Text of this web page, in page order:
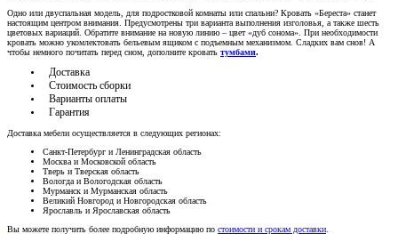
Одно или двуспальная модель, для подростковой комнаты или спальни? Кровать «Береста» станет
настоящим центром внимания. Предусмотрены три варианта выполнения изголовья, а также шесть
цветовых вариаций. Обратите внимание на новую линию – цвет «дуб сонома». При необходимости
кровать можно укомлектовать бельевым ящиком с подъемным механизмом. Сладких вам снов! А
чтобы немного почитать перед сном, дополните кровать тумбами.
Доставка
Стоимость сборки
Варианты оплаты
Гарантия
Доставка мебели осуществляется в следующих регионах:
Санкт-Петербург и Ленинградская область
Москва и Московской область
Тверь и Тверская область
Вологда и Вологодская область
Мурманск и Мурманская область
Великий Новгород и Новгородская область
Ярославль и Ярославская область
Вы можете получить более подробную информацию по стоимости и срокам доставки